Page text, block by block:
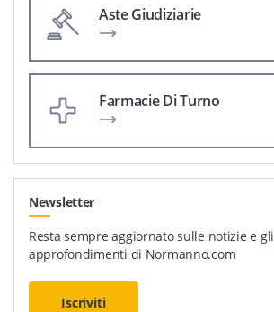
Aste Giudiziarie
Farmacie Di Turno
Newsletter
Resta sempre aggiornato sulle notizie e gli
approfondimenti di Normanno.com
Iscriviti